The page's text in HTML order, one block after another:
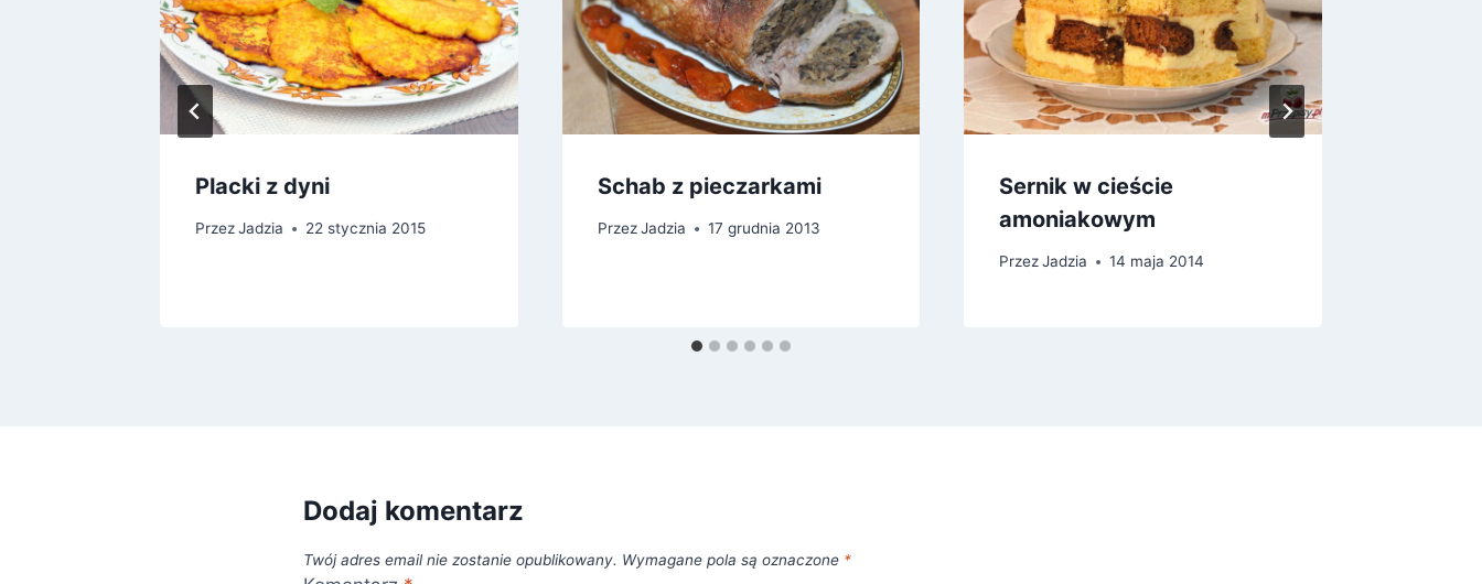
Placki z dyni
PrzezJadzia 22 stycznia 2015
Schab z pieczarkami
Przez Jadzia 17 grudnia 2013
Sernik w cieście
amoniakowym
Przez Jadzia 14 maja 2014
Dodaj komentarz
Twój adres email nie zostanie opublikowany. Wymagane pola są oznaczone *